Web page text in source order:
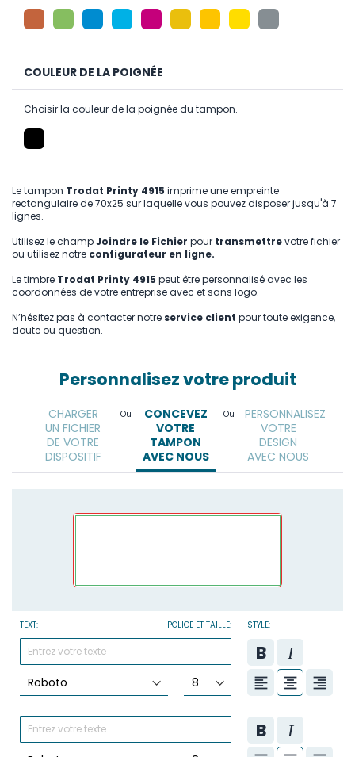
COULEUR DE LA POIGNÉE
Choisir la couleur de la poignée du tampon.
Le tampon Trodat Printy 4915 imprime une empreinte
rectangulaire de 70x25 sur laquelle vous pouvez disposer jusqu'à 7
lignes.
Utilisez le champJoindre le Fichier pour transmettrevotre fichier
ou utilisez notre configurateur en ligne.
Le timbre Trodat Printy 4915 peut être personnalisé avec les
coordonnées de votre entreprise avec et sans logo.
N’hésitez pas à contacter notre service client pour toute exigence,
doute ou question.
Personnalisez votre produit
CHARGER
UN FICHIER
DE VOTRE
DISPOSITIF
Ou
CONCEVEZ
VOTRE
TAMPON
AVEC NOUS
TEXT: POLICE ET TAILLE: STYLE:
Ou
PERSONNALISEZ
VOTRE
DESIGN
AVEC NOUS